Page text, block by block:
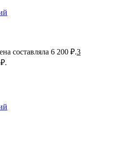
составляла 6 200 ₽.3